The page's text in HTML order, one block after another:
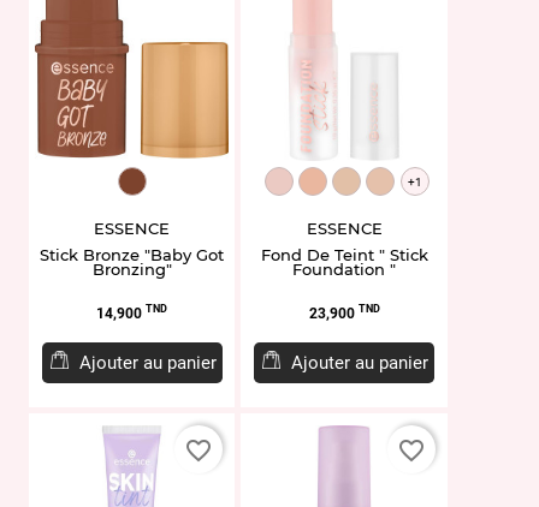
ET949029.40
ESSENCE
Stick Bronze "Baby Got
Bronzing"
Prix
14,900 TND
Ajouter au panier
ET951735.100
ET951739.120
ET951741.130
ET951743.140
+1
ESSENCE
Fond De Teint " Stick
Foundation "
Prix
23,900 TND
Ajouter au panier
favorite_border favorite_border